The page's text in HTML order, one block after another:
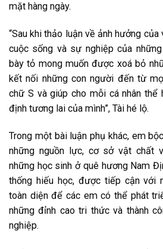
mặt hàng ngày.
“Sau khi thảo luận về ảnh hưởng
cuộc sống và sự nghiệp của
bày tỏ mong muốn được xoá bỏ
kết nối những con người đến từ
chữ S và giúp cho mỗi cá nhân thể
định tương lai của mình”, Tài hé lộ.
Trong một bài luận phụ khác, em
những nguồn lực, cơ sở vật chất
những học sinh ở quê hương Nam
thống hiếu học, được tiếp cận với
toàn diện để các em có thể phát
những đỉnh cao tri thức và thành
nghiệp.